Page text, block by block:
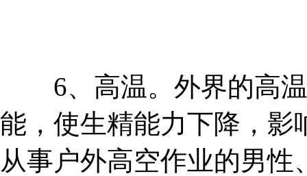
6、高温。外界的高温
能，使生精能力下降，影
从事户外高空作业的男